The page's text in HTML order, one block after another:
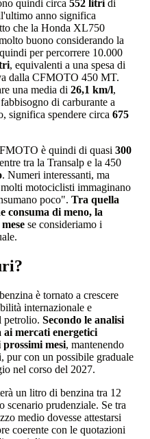
quindi circa 552 litri di
anno significa
che la Honda XL750
buono considerando la
per percorrere 10.000
, equivalenti a una spesa di
dalla CFMOTO 450 MT.
una media di 26,1 km/l,
di carburante a
significa spendere circa 675
è quindi di quasi 300
tra la Transalp e la 450
. Numeri interessanti, ma
motociclisti immaginano
poco". Tra quella
consuma di meno, la
se consideriamo i
è tornato a crescere
internazionale e
petrolio. Secondo le analisi
ai mercati energetici
mesi, mantenendo
pur con un possibile graduale
nel corso del 2027.
un litro di benzina tra 12
scenario prudenziale. Se tra
medio dovesse attestarsi
coerente con le quotazioni